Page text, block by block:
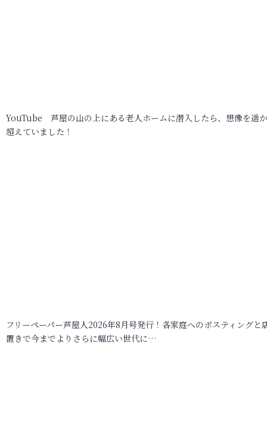
YouTube 芦屋の山の上にある老人ホームに潜入したら、想像を遥
超えていました！
フリーペーパー芦屋人2026年8月号発行！各家庭へのポスティングと
置きで今までよりさらに幅広い世代に…